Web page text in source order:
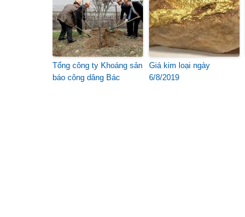
Tổng công ty Khoáng sản
báo công dâng Bác
Giá kim loại ngày
6/8/2019